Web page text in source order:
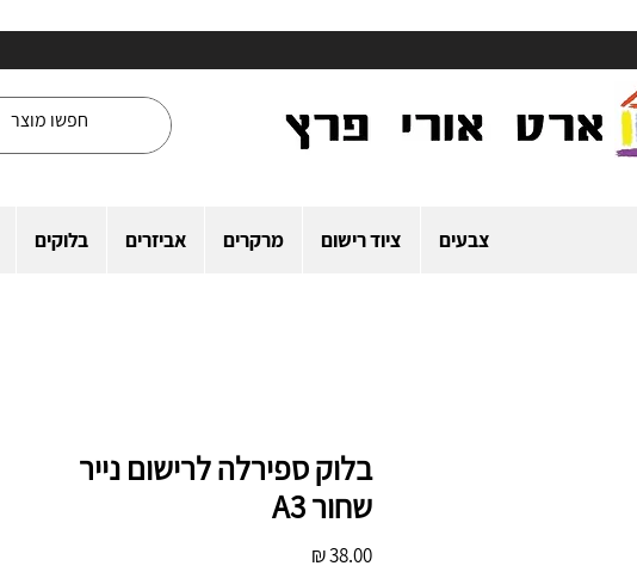
צבעים ציוד רישום מרקרים אביזרים בלוקים
בלוק ספירלה לרישום נייר
שחור A3